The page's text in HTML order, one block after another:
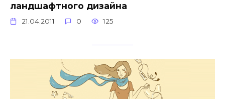
ландшафтного дизайна
21.04.2011 0 125